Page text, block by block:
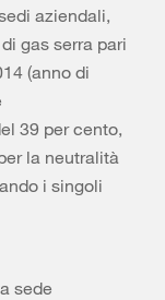
aziendali,
gas serra pari
(anno di
39 per cento,
la neutralità
i singoli
sede